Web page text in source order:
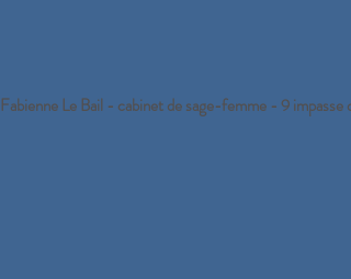
Fabienne Le Bail - cabinet de sage-femme - 9